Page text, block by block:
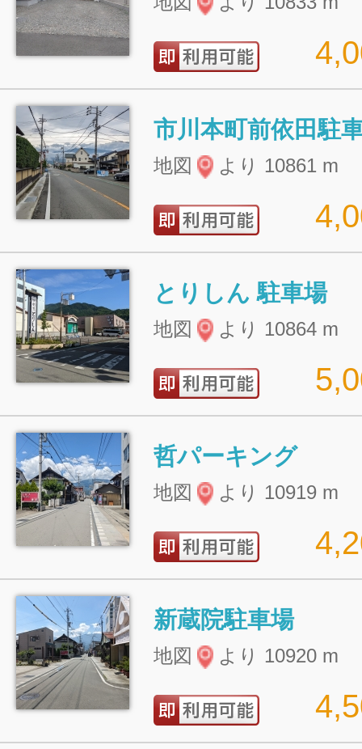
市川本町前依田駐
地図 より 10861 m
とりしん 駐車場
地図 より 10864 m
哲パーキング
地図 より 10919 m
新蔵院駐車場
地図 より 10920 m